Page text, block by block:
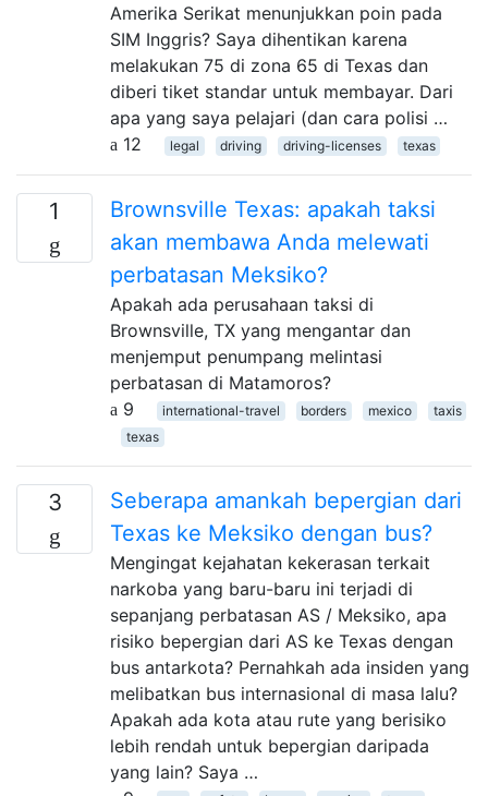
Amerika Serikat menunjukkan poin pada
SIM Inggris? Saya dihentikan karena
melakukan 75 di zona 65 di Texas dan
diberi tiket standar untuk membayar. Dari
apa yang saya pelajari (dan cara polisi …
12
legal driving driving-licenses texas
1
Brownsville Texas: apakah taksi
akan membawa Anda melewati
perbatasan Meksiko?
Apakah ada perusahaan taksi di
Brownsville, TX yang mengantar dan
menjemput penumpang melintasi
perbatasan di Matamoros?
9
international-travel borders mexico
taxis
texas
3
Seberapa amankah bepergian dari
Texas ke Meksiko dengan bus?
Mengingat kejahatan kekerasan terkait
narkoba yang baru-baru ini terjadi di
sepanjang perbatasan AS / Meksiko, apa
risiko bepergian dari AS ke Texas dengan
bus antarkota? Pernahkah ada insiden yang
melibatkan bus internasional di masa lalu?
Apakah ada kota atau rute yang berisiko
lebih rendah untuk bepergian daripada
yang lain? Saya …